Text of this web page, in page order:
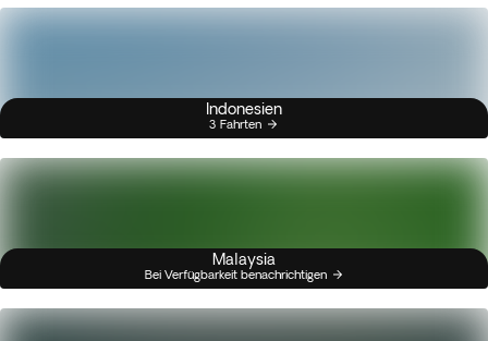
Indonesien
3 Fahrten
Malaysia
Bei Verfügbarkeit benachrichtigen